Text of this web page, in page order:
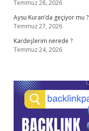
Temmuz 28, 2026
Aysu Kuran’da geçiyor mu ?
Temmuz 27, 2026
Kardeşlerim nerede ?
Temmuz 24, 2026